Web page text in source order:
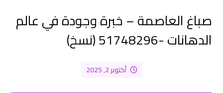
صباغ العاصمة – خبرة وجودة في عالم
الدهانات -51748296 (نسخ)
أكتوبر 2, 2025